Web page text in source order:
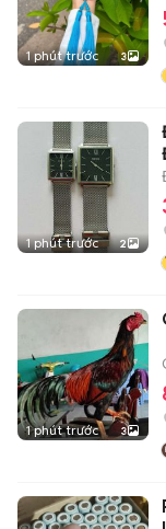
1 phút trước 3
1 phút trước 2
1 phút trước 3